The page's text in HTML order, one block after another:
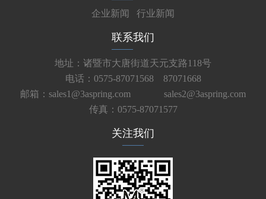
企业新闻 行业新闻
联系我们
地址：诸暨市大唐街道天元支路118号
电话：0575-87071568 87071668
邮箱：sales1@3aspring.com
sales2@3aspring.com
传真：0575-87071577
关注我们